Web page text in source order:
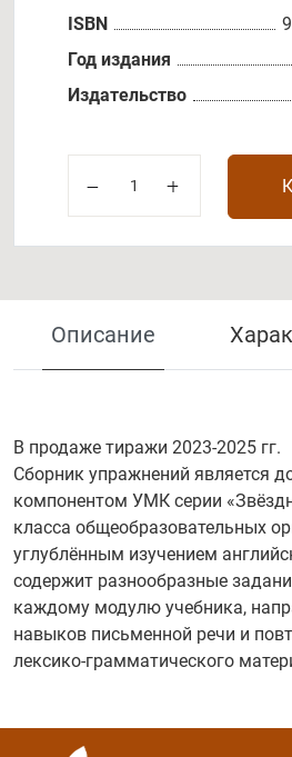
ISBN
Год издания
Издательство
Описание
В продаже тиражи 2023-2025 гг.
Сборник упражнений является
компонентом УМК серии
класса общеобразовательных
углублённым изучением
содержит разнообразные
каждому модулю учебника,
навыков письменной речи и
лексико-грамматического